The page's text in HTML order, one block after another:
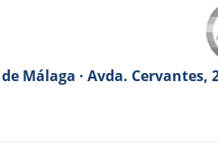
Málaga · Avda. Cervantes,